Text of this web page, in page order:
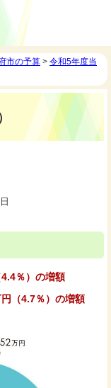
市の予算 > 令和5年度当
％）の増額
（4.7％）の増額